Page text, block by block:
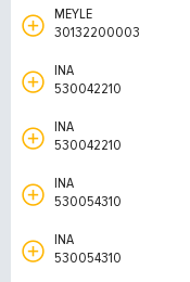
MEYLE
30132200003
INA
530042210
INA
530042210
INA
530054310
INA
530054310